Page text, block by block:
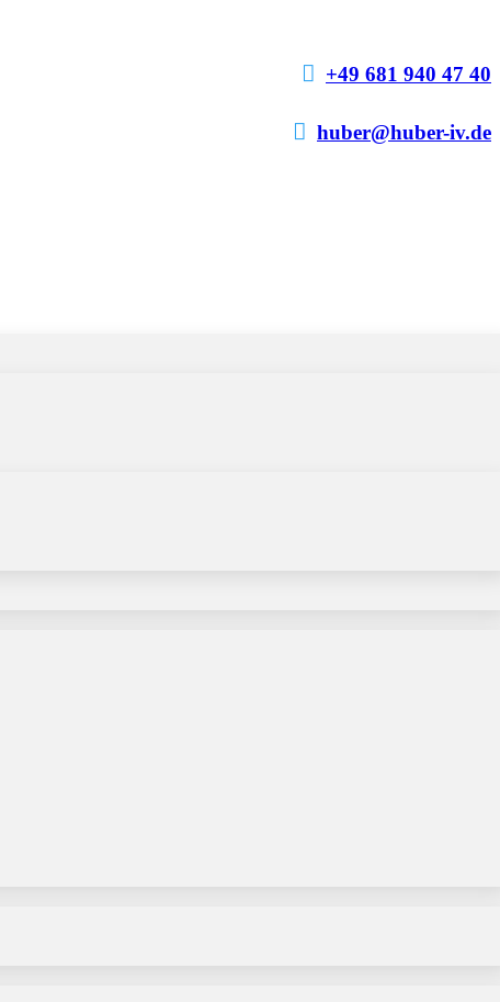
 +49 681 940 47 40
 huber@huber-iv.de